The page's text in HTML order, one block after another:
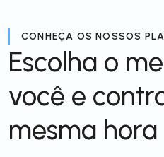
CONHEÇA OS NOSSOS
Escolha o
você e
mesma hora